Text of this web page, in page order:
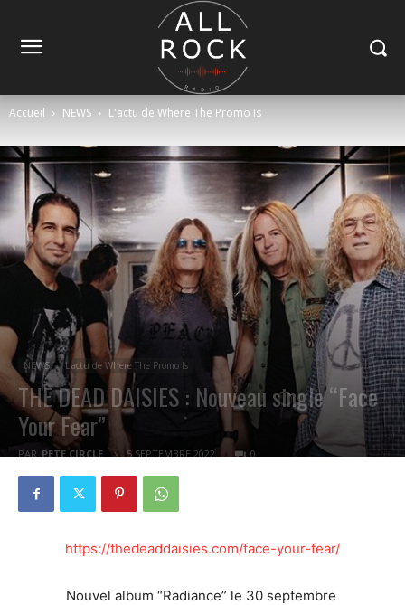
Accueil NEWS L'actu de Where The Promo Is
NEWS L'actu de Where The Promo Is
THE DEAD DAISIES : Nouveau single “Face
Your Fear”
PAR PETE CIRCLE 5 SEPTEMBRE 2022 0
https://thedeaddaisies.com/face-your-fear/
Nouvel album “Radiance” le 30 septembre